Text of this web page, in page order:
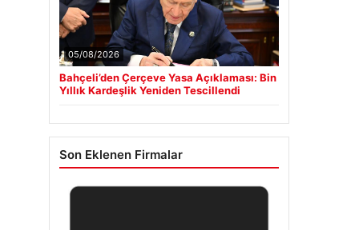
05/08/2026
Bahçeli’den Çerçeve Yasa Açıklaması: Bin
Yıllık Kardeşlik Yeniden Tescillendi
Son Eklenen Firmalar